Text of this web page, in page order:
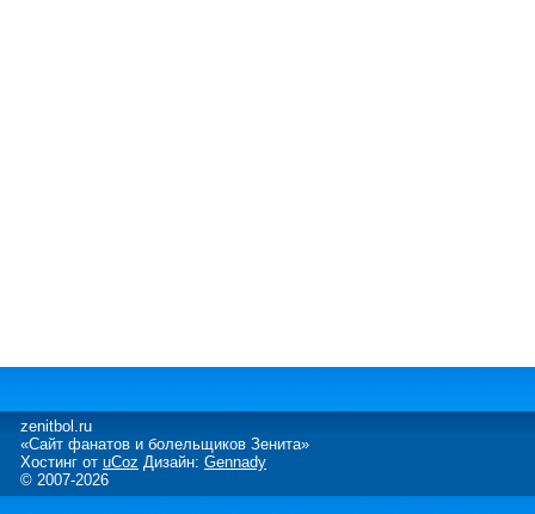
zenitbol.ru
«Сайт фанатов и болельщиков Зенита»
Хостинг от uCoz Дизайн: Gennady
© 2007-2026